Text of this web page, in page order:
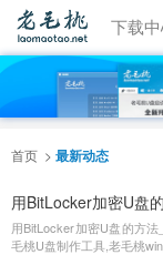
视频教程 下载
首页 最新动态
用BitLocker加密U盘
用BitLocker加密U盘的方
毛桃U盘制作工具,老毛桃